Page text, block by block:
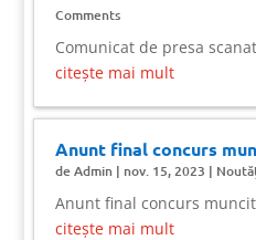
Comments
Comunicat de presa
citește mai mult
Anunt final concurs
deAdmin | nov. 15, 2023 |
Anunt final concurs
citește mai mult